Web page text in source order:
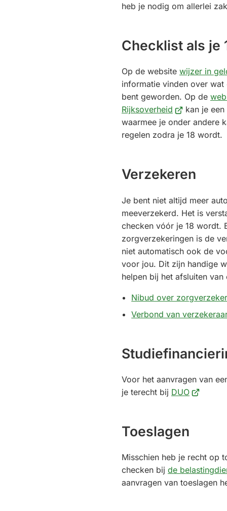
een
heb je nodig om allerlei
Checklist als je
Op de website wijzer in
informatie vinden over wat
bent geworden. Op de
Rijksoverheid (Verwijst
naar
een
kan je
waarmee je onder andere
regelen zodra je 18 wordt.
Verzekeren
Je bent niet altijd meer
meeverzekerd. Het is
checken vóór je 18 wordt.
zorgverzekeringen is de
niet automatisch ook de
voor jou. Dit zijn handige
helpen bij het afsluiten
Nibud over
Verbond van
Voor het aanvragen van
je terecht bij DUO(Verwijst
Toeslagen
Misschien heb je recht op
checken bij de
aanvragen van toeslagen